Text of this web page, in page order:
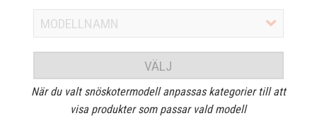
VÄLJ
När du valt snöskotermodell anpassas kategorier till att
visa produkter som passar vald modell